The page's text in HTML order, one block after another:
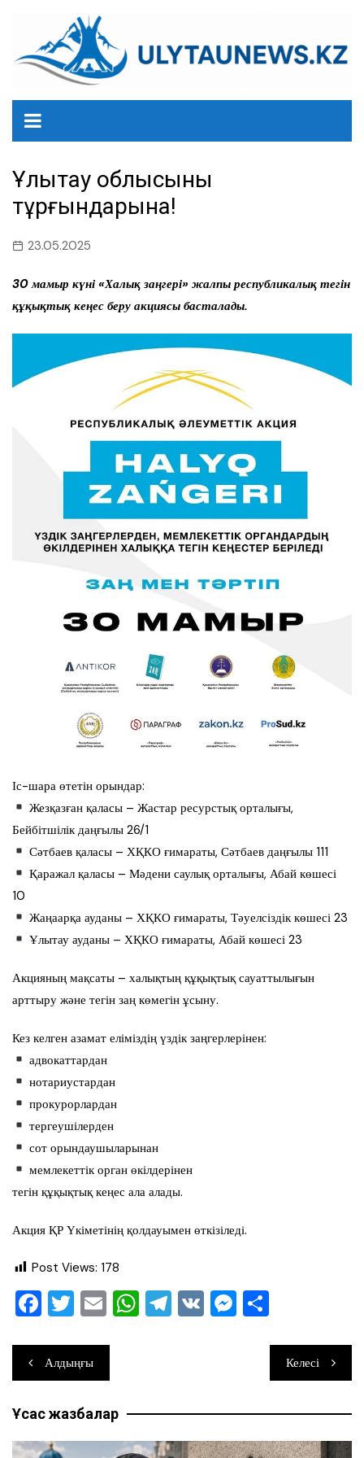
содержанию
Ұлытау облысының
тұрғындарына!
23.05.2025
30 мамыр күні «Халық заңгері» жалпы республикалық тегін
құқықтық кеңес беру акциясы басталады.
Іс-шара өтетін орындар:
Жезқазған қаласы – Жастар ресурстық орталығы,
Бейбітшілік даңғылы 26/1
Сәтбаев қаласы – ХҚКО ғимараты, Сәтбаев даңғылы 111
Қаражал қаласы – Мәдени саулық орталығы, Абай көшесі
10
Жаңаарқа ауданы – ХҚКО ғимараты, Тәуелсіздік көшесі 23
Ұлытау ауданы – ХҚКО ғимараты, Абай көшесі 23
Акцияның мақсаты – халықтың құқықтық сауаттылығын
арттыру және тегін заң көмегін ұсыну.
Кез келген азамат еліміздің үздік заңгерлерінен:
адвокаттардан
нотариустардан
прокурорлардан
тергеушілерден
сот орындаушыларынан
мемлекеттік орган өкілдерінен
тегін құқықтық кеңес ала алады.
Акция ҚР Үкіметінің қолдауымен өткізіледі.
Post Views: 178
F
c
e
b
o
T
tt
er
E
ai
l
W
A
p
T
a
m
V M
n
g
ра
ви
ть
Навигация
по
записям
Алдыңғы Келесі
Ұқсас жазбалар